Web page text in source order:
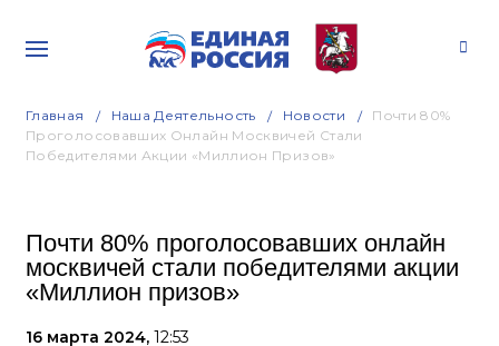
Главная Наша Деятельность Новости
Почти 80%
Проголосовавших Онлайн Москвичей Стали
Победителями Акции «Миллион Призов»
Почти 80% проголосовавших онлайн
москвичей стали победителями акции
«Миллион призов»
16 марта 2024, 12:53